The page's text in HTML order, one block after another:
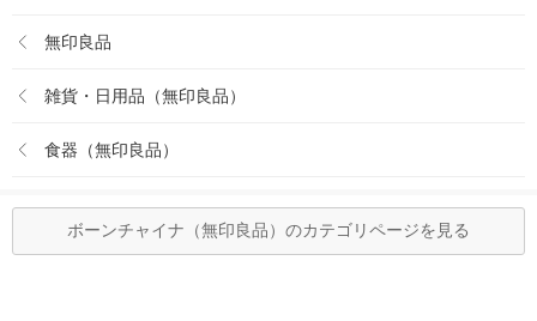
無印良品
雑貨・日用品（無印良品）
食器（無印良品）
ボーンチャイナ（無印良品）のカテゴリページを見る